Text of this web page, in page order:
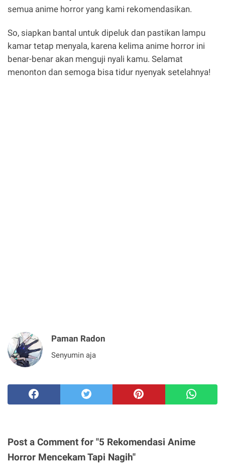
semua anime horror yang kami rekomendasikan.
So, siapkan bantal untuk dipeluk dan pastikan lampu
kamar tetap menyala, karena kelima anime horror ini
benar-benar akan menguji nyali kamu. Selamat
menonton dan semoga bisa tidur nyenyak setelahnya!
Paman Radon
Senyumin aja
Post a Comment for "5 Rekomendasi Anime
Horror Mencekam Tapi Nagih"